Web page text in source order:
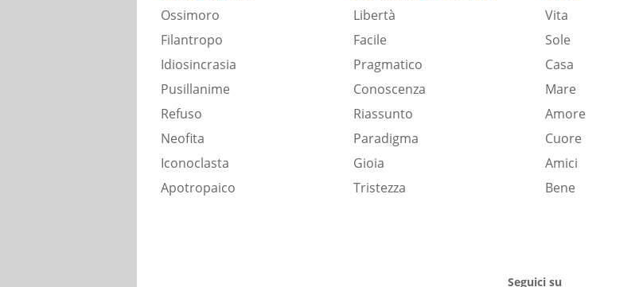
Ossimoro
Filantropo
Idiosincrasia
Pusillanime
Refuso
Neofita
Iconoclasta
Apotropaico
Libertà
Facile
Pragmatico
Conoscenza
Riassunto
Paradigma
Gioia
Tristezza
Vita
Sole
Casa
Mare
Amore
Cuore
Amici
Bene
Seguici su